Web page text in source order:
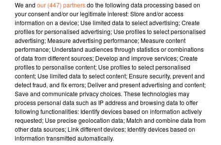
24 juin 2026 - 13 min 48 sec
JOURNAL DU MERCREDI 24 JUIN (SOIR)
Fabien Gazeau
L'info près de chez vous
Présenté par Fabien Gazeau
- Le département des Deux-Sèvres est passé en niveau de risque
très sévère pour les feux d'espaces naturels. Le Maine et Loire paie
déjà un lourd tribut
- A Bressuire, un nouveau projet pour les Villages du Golf avec un
promoteur immobilier
-Thierry Leblan-Falzone et Bruno Bitaudeau, sont
We and our (447) partnersdo the following data processing based on
your consent and/or our legitimate interest: Store and/or access
information on a device; Use limited data to select advertising; Create
profiles for personalised advertising; Use profiles to select personalised
advertising; Measure advertising performance; Measure content
performance; Understand audiences through statistics or combinations
of data from different sources; Develop and improve services; Create
profiles to personalise content; Use profiles to select personalised
content; Use limited data to select content; Ensure security, prevent and
detect fraud, and fix errors; Deliver and present advertising and content;
Save and communicate privacy choices. These technologies may
process personal data such as IP address and browsing data to offer
following functionalities: Identify devices based on information actively
requested; Use precise geolocation data; Match and combine data from
other data sources; Link different devices; Identify devices based on
information transmitted automatically.